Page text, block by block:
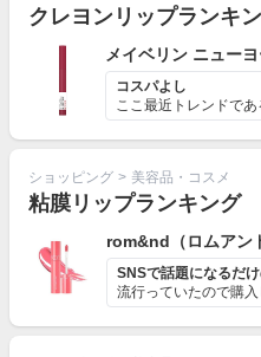
クレヨンリップランキ
コスパよし
ショッピング > 美容品・コスメ
粘膜リップランキング
SNSで話題になるだ